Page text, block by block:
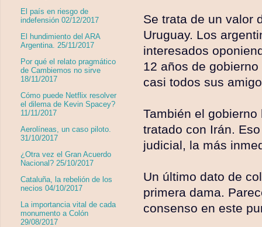
Se trata de un valor
Uruguay. Los
interesados
12 años de
casi todos sus
También el
tratado con Irán.
judicial, la más
Un último dato de
primera dama.
consenso en este
El país en riesgo de
indefensión 02/12/2017
El hundimiento del ARA
Argentina. 25/11/2017
Por qué el relato pragmático
de Cambiemos no sirve
18/11/2017
Cómo puede Netflix resolver
el dilema de Kevin Spacey?
11/11/2017
Aerolíneas, un caso piloto.
31/10/2017
¿Otra vez el Gran Acuerdo
Nacional? 25/10/2017
Cataluña, la rebelión de los
necios 04/10/2017
La importancia vital de cada
monumento a Colón
29/08/2017